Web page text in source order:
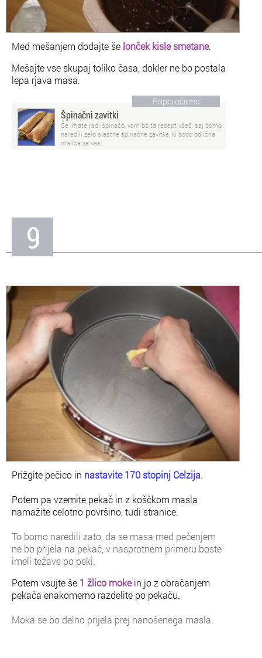
Med mešanjem dodajte še lonček kisle smetane.
Mešajte vse skupaj toliko časa, dokler ne bo postala
lepa rjava masa.
Priporočamo
Špinačni zavitki
Če imate radi špinačo, vam bo ta recept všeč, saj bomo
naredili zelo slastne špinačne zavitke, ki bodo odlična
malica za vas.
9
Prižgite pečico in nastavite 170 stopinj Celzija.
Potem pa vzemite pekač in z koščkom masla
namažite celotno površino, tudi stranice.
To bomo naredili zato, da se masa med pečenjem
ne bo prijela na pekač, v nasprotnem primeru boste
imeli težave po peki.
Potem vsujte še 1 žlico mokein jo z obračanjem
pekača enakomerno razdelite po pekaču.
Moka se bo delno prijela prej nanošenega masla.